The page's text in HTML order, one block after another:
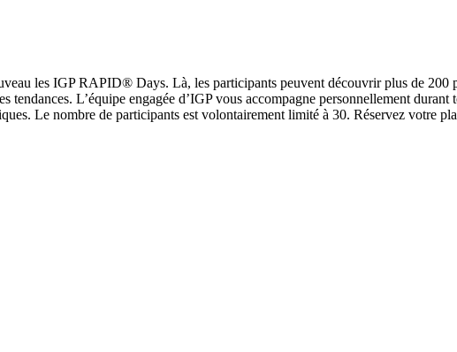
les IGP RAPID® Days. Là, les participants peuvent découvrir plus de 200
tendances. L’équipe engagée d’IGP vous accompagne personnellement
Le nombre de participants est volontairement limité à 30. Réservez votre